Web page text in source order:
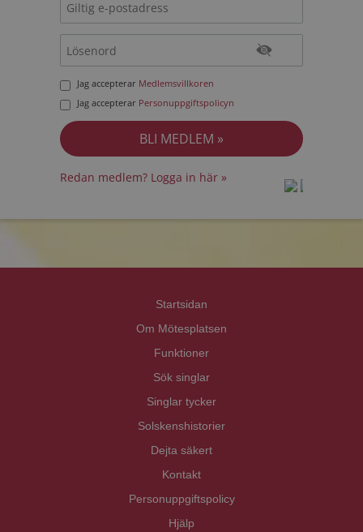
Jag accepterar Medlemsvillkoren
Jag accepterar Personuppgiftspolicyn
Redan medlem? Logga in här »
Startsidan
Om Mötesplatsen
Funktioner
Sök singlar
Singlar tycker
Solskenshistorier
Dejta säkert
Kontakt
Personuppgiftspolicy
Hjälp